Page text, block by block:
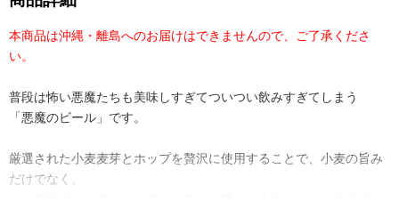
本商品は沖縄・離島へのお届けはできませんので、ご了承くださ
い。
普段は怖い悪魔たちも美味しすぎてついつい飲みすぎてしまう
「悪魔のビール」です。
厳選された小麦麦芽とホップを贅沢に使用することで、小麦の旨み
だけでなく、